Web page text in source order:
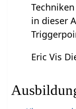
in dieser
Eric Vis